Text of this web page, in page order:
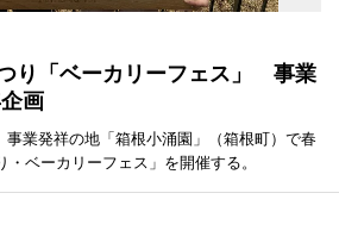
り「ベーカリーフェス」 事業
画
業発祥の地「箱根小涌園」（箱根町）で春
ベーカリーフェス」を開催する。